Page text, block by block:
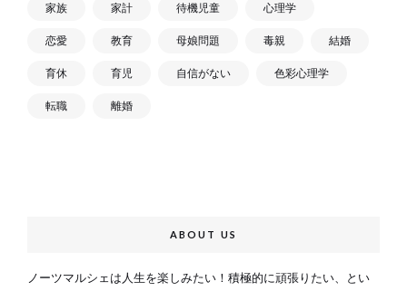
家族 家計 待機児童 心理学
恋愛 教育 母娘問題 毒親 結婚
育休 育児 自信がない 色彩心理学
転職 離婚
ABOUT US
ノーツマルシェは人生を楽しみたい！積極的に頑張りたい、とい